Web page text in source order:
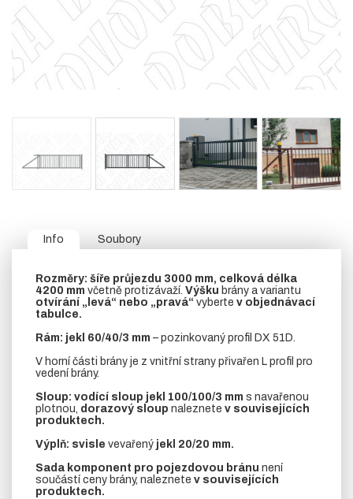
Info Soubory
Rozměry: šíře průjezdu 3000 mm, celková délka
4200 mm včetně protizávaží. Výšku brány a variantu
otvírání „levá“ nebo „pravá“ vyberte v objednávací
tabulce.
Rám: jekl 60/40/3 mm – pozinkovaný profil DX 51D.
V horní části brány je z vnitřní strany přivařen L profil pro
vedení brány.
Sloup: vodící sloup jekl 100/100/3 mm s navařenou
plotnou, dorazový sloup naleznete v souvisejících
produktech.
Výplň: svisle vevařený jekl 20/20 mm.
Sada komponent pro pojezdovou bránu není
součástí ceny brány, naleznete v souvisejících
produktech.